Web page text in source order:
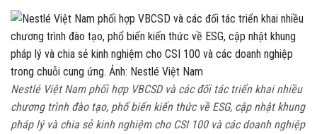
Nestlé Việt Nam phối hợp VBCSD và các đối tác triển khai nhiều
chương trình đào tạo, phổ biến kiến thức về ESG, cập nhật khung
pháp lý và chia sẻ kinh nghiệm cho CSI 100 và các doanh nghiệp